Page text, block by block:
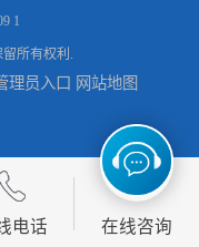
一体化碳钢絮凝沉淀设备去除悬浮球物
1
所有权利.
理员入口 网站地图
电话 在线咨询